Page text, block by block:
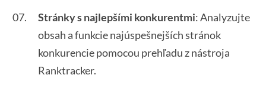
Stránky s najlepšími konkurentmi: Analyzujte
obsah a funkcie najúspešnejších stránok
konkurencie pomocou prehľadu z nástroja
Ranktracker.